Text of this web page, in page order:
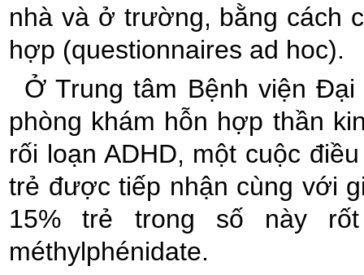
nhà và ở trường, bằng cách
hợp (questionnaires ad hoc).
Ở Trung tâm Bệnh viện
phòng khám hỗn hợp thần
rối loạn ADHD, một cuộc
trẻ được tiếp nhận cùng với
15% trẻ trong số này
méthylphénidate.